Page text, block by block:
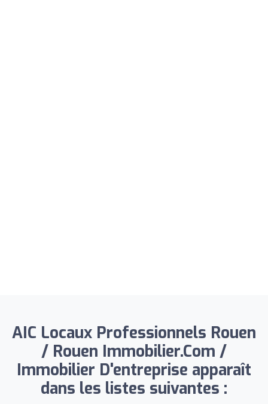
AIC Locaux Professionnels Rouen
/ Rouen Immobilier.Com /
Immobilier D'entreprise apparaît
dans les listes suivantes :